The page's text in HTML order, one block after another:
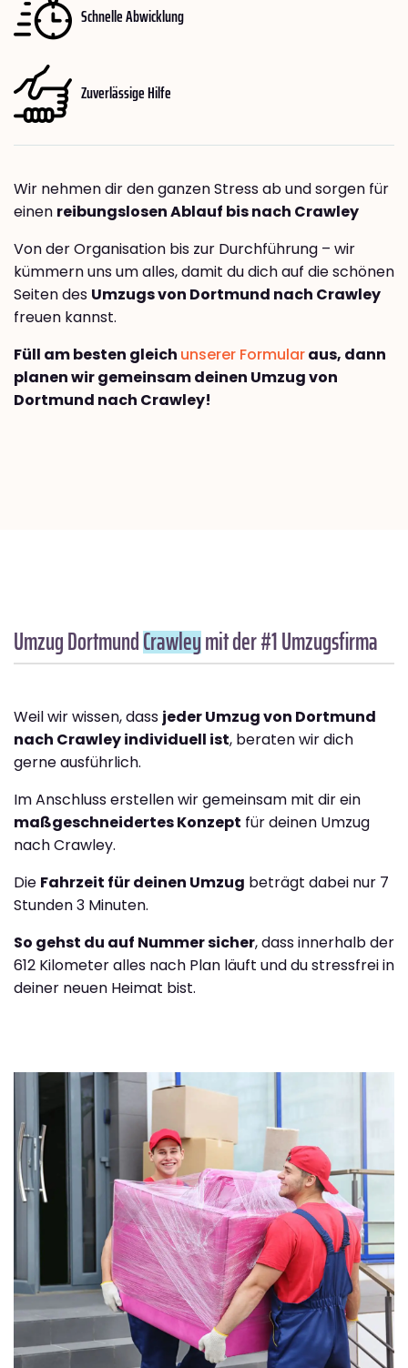
Schnelle Abwicklung
Zuverlässige Hilfe
Wir nehmen dir den ganzen Stress ab und sorgen für
einen reibungslosen Ablauf bis nach Crawley
Von der Organisation bis zur Durchführung – wir
kümmern uns um alles, damit du dich auf die schönen
Seiten des Umzugs von Dortmund nach Crawley
freuen kannst.
Füll am besten gleich unserer Formularaus, dann
planen wir gemeinsam deinen Umzug von
Dortmund nach Crawley!
Umzug DortmundCrawleymit der #1 Umzugsfirma
Weil wir wissen, dass jeder Umzug von Dortmund
nach Crawley individuell ist, beraten wir dich
gerne ausführlich.
Im Anschluss erstellen wir gemeinsam mit dir ein
maßgeschneidertes Konzept für deinen Umzug
nach Crawley.
Die Fahrzeit für deinen Umzug beträgt dabei nur 7
Stunden 3 Minuten.
So gehst du auf Nummer sicher, dass innerhalb der
612 Kilometer alles nach Plan läuft und du stressfrei in
deiner neuen Heimat bist.